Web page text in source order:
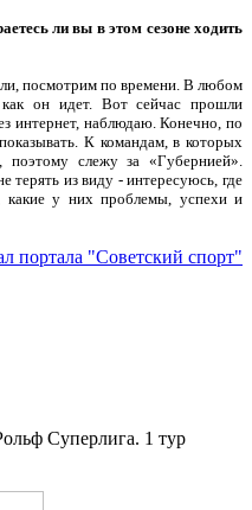
ли вы в этом сезоне ходить
посмотрим по времени. В любом
он идет. Вот сейчас прошли
интернет, наблюдаю. Конечно, по
К командам, в которых
поэтому слежу за «Губернией».
терять из виду - интересуюсь, где
какие у них проблемы, успехи и
портала "Советский спорт"
Суперлига. 1 тур